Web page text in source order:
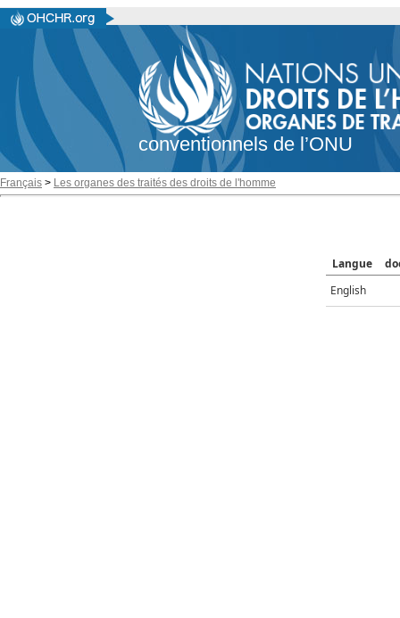
conventionnels de l’ONU
Français > Les organes des traités des droits de l'homme
Langue
English